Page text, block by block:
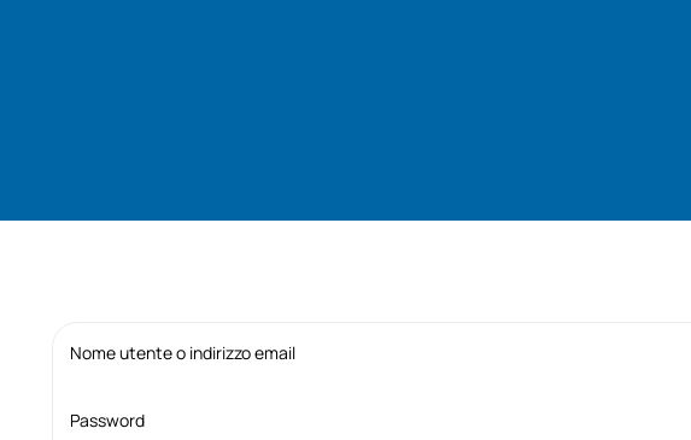
Nome utente o indirizzo email
Password